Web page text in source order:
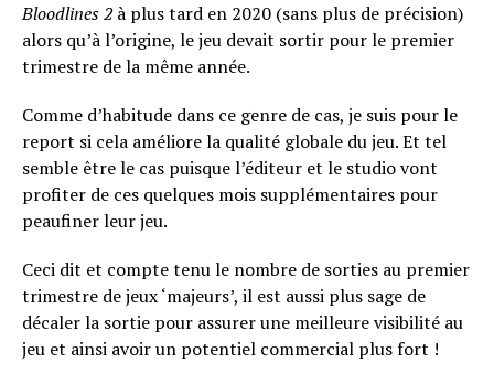
Bloodlines 2à plus tard en 2020 (sans plus de précision)
alors qu’à l’origine, le jeu devait sortir pour le premier
trimestre de la même année.
Comme d’habitude dans ce genre de cas, je suis pour le
report si cela améliore la qualité globale du jeu. Et tel
semble être le cas puisque l’éditeur et le studio vont
profiter de ces quelques mois supplémentaires pour
peaufiner leur jeu.
Ceci dit et compte tenu le nombre de sorties au premier
trimestre de jeux ‘majeurs’, il est aussi plus sage de
décaler la sortie pour assurer une meilleure visibilité au
jeu et ainsi avoir un potentiel commercial plus fort !